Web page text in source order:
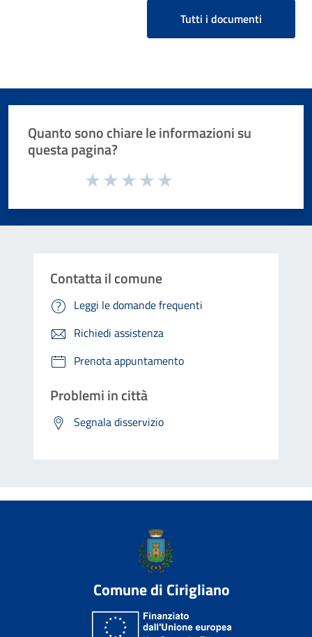
Tutti i documenti
Quanto sono chiare le informazioni su
questa pagina?
Valuta da 1 a 5 stelle la pagina
Contatta il comune
Leggi le domande frequenti
Richiedi assistenza
Prenota appuntamento
Problemi in città
Segnala disservizio
Comune di Cirigliano